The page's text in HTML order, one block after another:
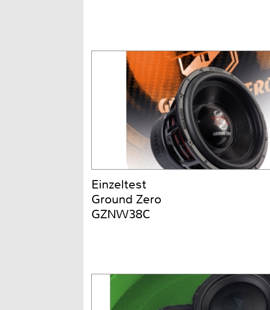
Einzeltest
Ground Zero
GZNW38C